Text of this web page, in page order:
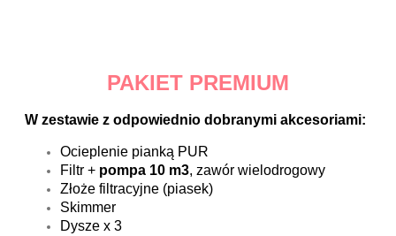
PAKIET PREMIUM
W zestawie z odpowiednio dobranymi akcesoriami:
Ocieplenie pianką PUR
Filtr + pompa 10 m3, zawór wielodrogowy
Złoże filtracyjne (piasek)
Skimmer
Dysze x 3